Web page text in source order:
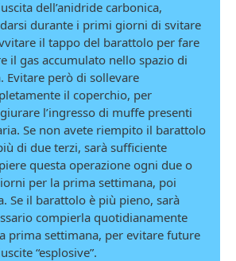
dell’anidride carbonica,
durante i primi giorni di svitare
il tappo del barattolo per fare
il gas accumulato nello spazio di
Evitare però di sollevare
il coperchio, per
l’ingresso di muffe presenti
Se non avete riempito il barattolo
di due terzi, sarà sufficiente
questa operazione ogni due o
per la prima settimana, poi
Se il barattolo è più pieno, sarà
compierla quotidianamente
prima settimana, per evitare future
“esplosive”.